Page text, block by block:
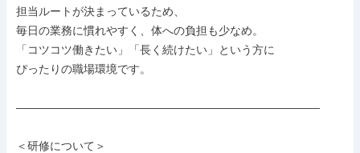
担当ルートが決まっているため、
毎日の業務に慣れやすく、体への負担も少なめ。
「コツコツ働きたい」「長く続けたい」という方に
ぴったりの職場環境です。
―――――――――――――――――――――――――――
＜研修について＞